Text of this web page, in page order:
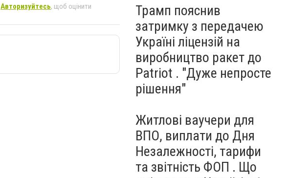
Авторизуйтесь, щоб оцінити
Трамп пояснив
затримку з передачею
Україні ліцензій на
виробництво ракет до
Patriot . "Дуже непросте
рішення"
Житлові ваучери для
ВПО, виплати до Дня
Незалежності, тарифи
та звітність ФОП . Що